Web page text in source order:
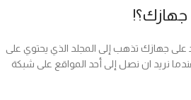
جهازك؟!
على جهازك تذهب إلى المجلد الذي يحتوي على
نريد ان نصل إلى أحد المواقع على شبكة